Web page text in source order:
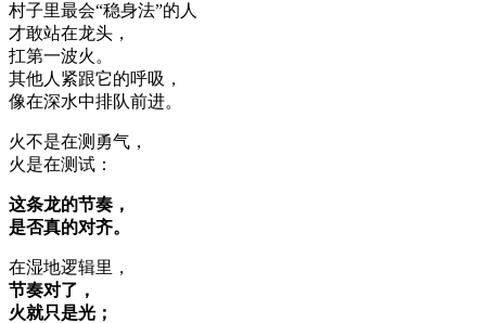
村子里最会“稳身法”的人
才敢站在龙头，
扛第一波火。
其他人紧跟它的呼吸，
像在深水中排队前进。
火不是在测勇气，
火是在测试：
这条龙的节奏，
是否真的对齐。
在湿地逻辑里，
节奏对了，
火就只是光；